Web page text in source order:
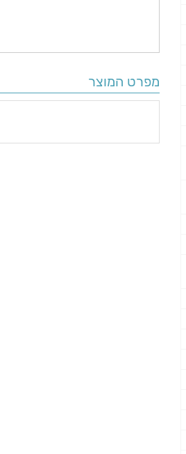
מפרט המוצר